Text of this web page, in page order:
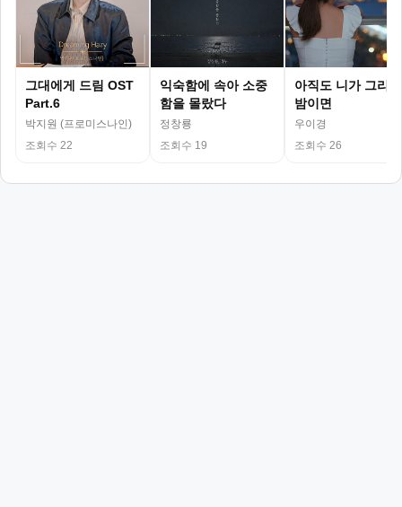
그대에게 드림 OST
Part.6
박지원 (프로미스나인)
조회수 22
익숙함에 속아 소중
함을 몰랐다
정창룡
조회수 19
아직도 니가 그리운
밤이면
우이경
조회수 26